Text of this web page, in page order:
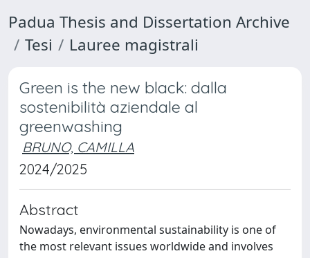
Padua Thesis and Dissertation Archive
Tesi
Lauree magistrali
Green is the new black: dalla
sostenibilità aziendale al
greenwashing
BRUNO, CAMILLA
2024/2025
Abstract
Nowadays, environmental sustainability is one of
the most relevant issues worldwide and involves